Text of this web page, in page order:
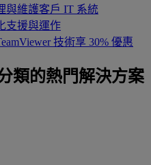
與維護客戶 IT 系統
支援與運作
技術享 30% 優惠
類的熱門解決方案